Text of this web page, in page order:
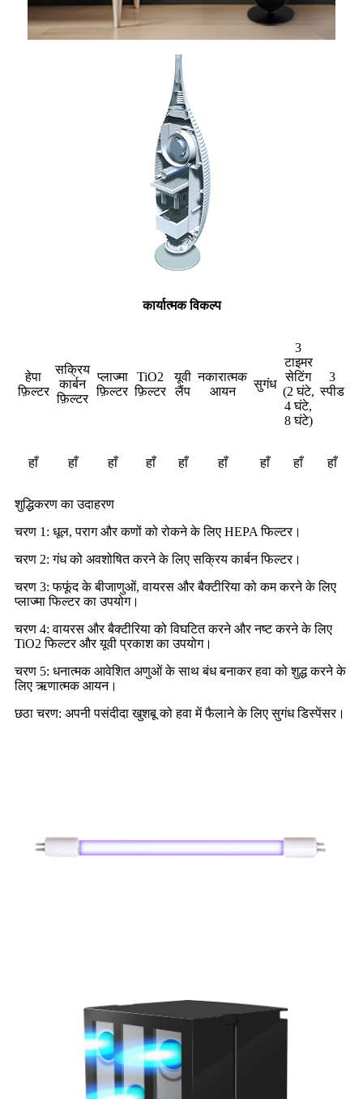
कार्यात्मक विकल्प
हेपा
फ़िल्टर
सक्रिय
कार्बन
फ़िल्टर
प्लाज्मा
फ़िल्टर
TiO2
फ़िल्टर
यूवी
लैंप
नकारात्मक
आयन
सुगंध
3
टाइमर
सेटिंग
(2 घंटे,
4 घंटे,
8 घंटे)
3
स्पीड
हाँ हाँ हाँ हाँ हाँ हाँ हाँ हाँ हाँ
शुद्धिकरण का उदाहरण
चरण 1: धूल, पराग और कणों को रोकने के लिए HEPA फिल्टर।
चरण 2: गंध को अवशोषित करने के लिए सक्रिय कार्बन फिल्टर।
चरण 3: फफूंद के बीजाणुओं, वायरस और बैक्टीरिया को कम करने के लिए
प्लाज्मा फिल्टर का उपयोग।
चरण 4: वायरस और बैक्टीरिया को विघटित करने और नष्ट करने के लिए
TiO2 फिल्टर और यूवी प्रकाश का उपयोग।
चरण 5: धनात्मक आवेशित अणुओं के साथ बंध बनाकर हवा को शुद्ध करने के
लिए ऋणात्मक आयन।
छठा चरण: अपनी पसंदीदा खुशबू को हवा में फैलाने के लिए सुगंध डिस्पेंसर।